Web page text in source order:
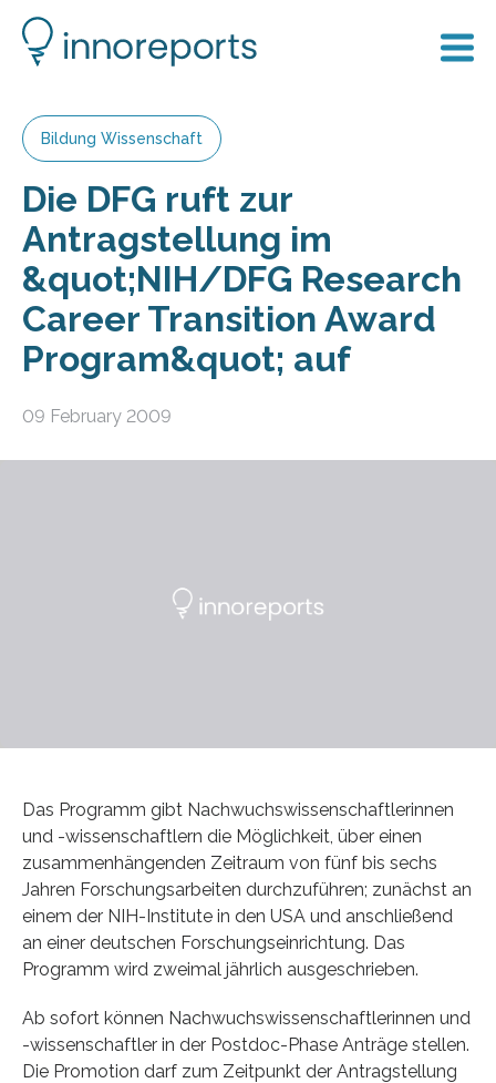
Bildung Wissenschaft
Die DFG ruft zur
Antragstellung im
&quot;NIH/DFG Research
Career Transition Award
Program&quot; auf
09 February 2009
Das Programm gibt Nachwuchswissenschaftlerinnen
und -wissenschaftlern die Möglichkeit, über einen
zusammenhängenden Zeitraum von fünf bis sechs
Jahren Forschungsarbeiten durchzuführen; zunächst an
einem der NIH-Institute in den USA und anschließend
an einer deutschen Forschungseinrichtung. Das
Programm wird zweimal jährlich ausgeschrieben.
Ab sofort können Nachwuchswissenschaftlerinnen und
-wissenschaftler in der Postdoc-Phase Anträge stellen.
Die Promotion darf zum Zeitpunkt der Antragstellung